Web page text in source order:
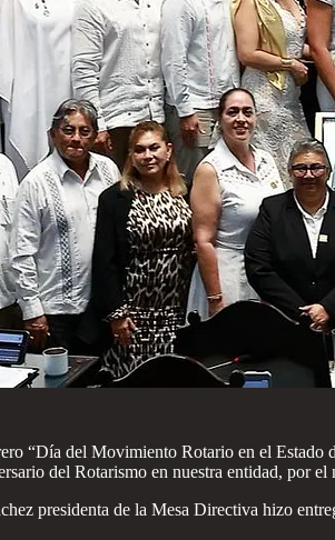
“Día del Movimiento Rotario en el
del Rotarismo en nuestra entidad, por
presidenta de la Mesa Directiva hizo